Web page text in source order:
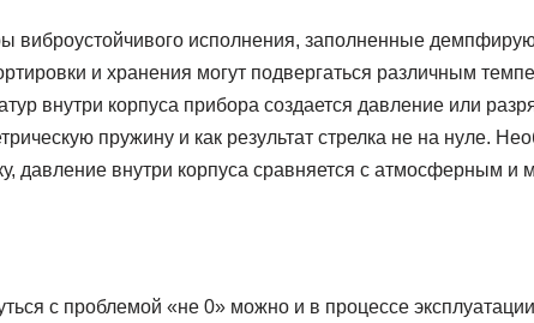
виброустойчивого исполнения, заполненные
и хранения могут подвергаться различным
внутри корпуса прибора создается давление или
пружину и как результат стрелка не на нуле.
давление внутри корпуса сравняется с атмосферным и
с проблемой «не 0» можно и в процессе